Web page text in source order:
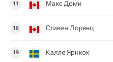
11 Макс Доми
18 Стивен Лоренц
19 Калле Ярнкок